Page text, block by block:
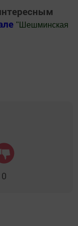
" Шешминская
0